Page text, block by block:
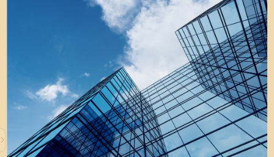
В аэропорту Ижевска открылся новый
терминал
Новый аэровокзальный комплекс Удмуртии способен
принимать до 440 пассажиров в час.
отрасль строительство проектирование